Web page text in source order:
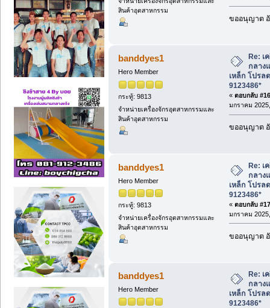
สินค้าอุตสาหกรรม
ขออนุญาต
banddyes1
Hero Member
กระทู้: 9813
จำหน่ายเครื่องจักรอุตสาหกรรมและ
สินค้าอุตสาหกรรม
Re: เ
กลาง
เหล็ก โปรล
9123486*
« ตอบกลับ
มกราคม
ขออนุญาต
banddyes1
Hero Member
กระทู้: 9813
จำหน่ายเครื่องจักรอุตสาหกรรมและ
สินค้าอุตสาหกรรม
Re: เ
กลาง
เหล็ก โปรล
9123486*
« ตอบกลับ
มกราคม
ขออนุญาต
banddyes1
Hero Member
Re: เ
กลาง
เหล็ก โปรล
9123486*